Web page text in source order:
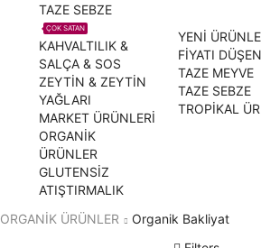
TAZE SEBZE
ÇOK SATAN
KAHVALTILIK &
SALÇA & SOS
ZEYTİN & ZEYTİN
YAĞLARI
MARKET ÜRÜNLERİ
ORGANİK
ÜRÜNLER
GLUTENSİZ
ATIŞTIRMALIK
YENİ
FİYATI
TAZE MEYVE
TAZE SEBZE
TROPİKAL
ORGANİK ÜRÜNLER
Organik Bakliyat